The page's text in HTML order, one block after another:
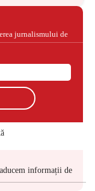
jurnalismului de
informații de